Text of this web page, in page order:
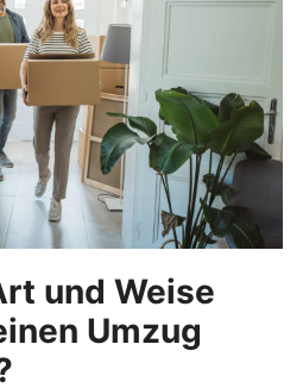
und Weise
Umzug